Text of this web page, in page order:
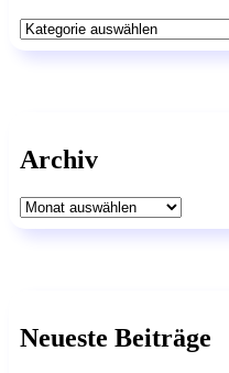
Kategorien
Archiv
Archiv
Neueste Beiträge